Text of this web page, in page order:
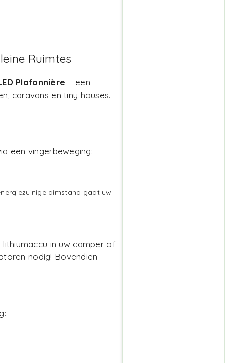
Ruimtes
Plafonnière – een
caravans en tiny houses.
een vingerbeweging:
dimstand gaat uw
in uw camper of
nodig! Bovendien